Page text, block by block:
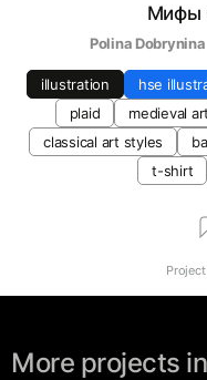
Мифы
Polina Dobrynina
illustration hse
plaid
medieval art
classical art styles
t-shirt
More projects in